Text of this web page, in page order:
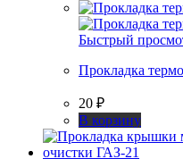
Быстрый
Прокладка
20 ₽
В корзину